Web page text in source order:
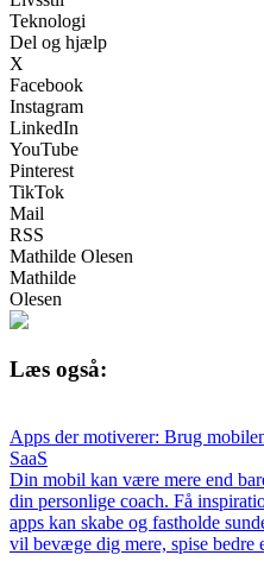
Teknologi
Del og hjælp
X
Facebook
Instagram
LinkedIn
YouTube
Pinterest
TikTok
Mail
RSS
Mathilde Olesen
Mathilde
Olesen
Læs også:
Apps der motiverer: Brug
SaaS
Din mobil kan være mere end
din personlige coach. Få
apps kan skabe og fastholde
vil bevæge dig mere, spise bedre